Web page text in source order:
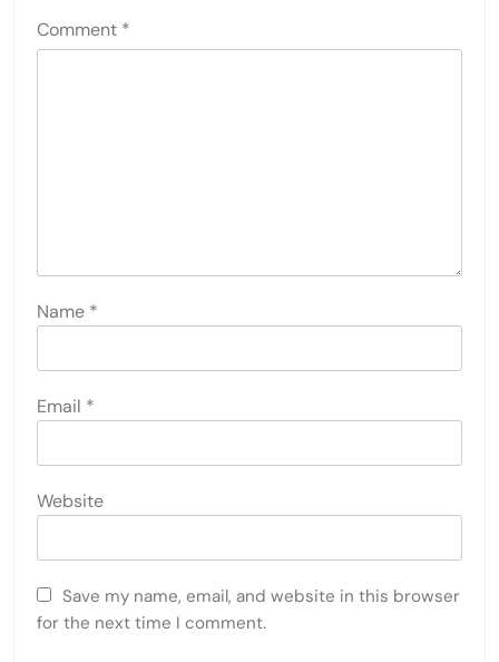
Comment *
Name *
Email *
Website
Save my name, email, and website in this browser
for the next time I comment.